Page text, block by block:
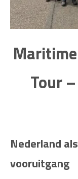
Tour
Nederland
vooruitgang